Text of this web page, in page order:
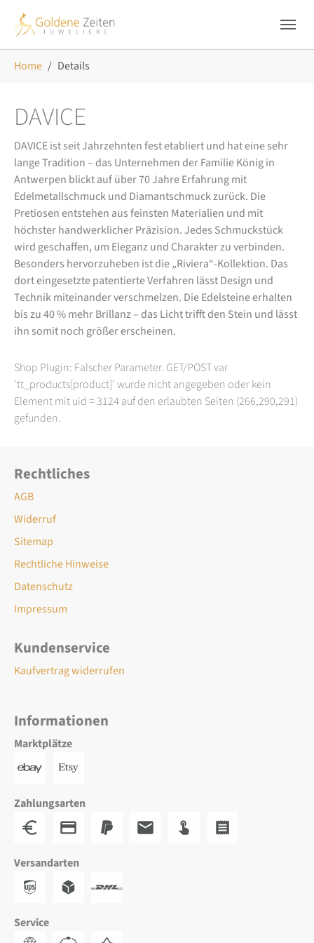
Home Details
DAVICE
DAVICE ist seit Jahrzehnten fest etabliert und hat eine sehr
lange Tradition – das Unternehmen der Familie König in
Antwerpen blickt auf über 70 Jahre Erfahrung mit
Edelmetallschmuck und Diamantschmuck zurück. Die
Pretiosen entstehen aus feinsten Materialien und mit
höchster handwerklicher Präzision. Jedes Schmuckstück
wird geschaffen, um Eleganz und Charakter zu verbinden.
Besonders hervorzuheben ist die „Riviera“-Kollektion. Das
dort eingesetzte patentierte Verfahren lässt Design und
Technik miteinander verschmelzen. Die Edelsteine erhalten
bis zu 40 % mehr Brillanz – das Licht trifft den Stein und lässt
ihn somit noch größer erscheinen.
Shop Plugin: Falscher Parameter. GET/POST var
'tt_products[product]' wurde nicht angegeben oder kein
Element mit uid = 3124 auf den erlaubten Seiten (266,290,291)
gefunden.
Rechtliches
AGB
Widerruf
Sitemap
Rechtliche Hinweise
Datenschutz
Impressum
Kundenservice
Kaufvertrag widerrufen
Informationen
Marktplätze
Zahlungsarten
Versandarten
Service